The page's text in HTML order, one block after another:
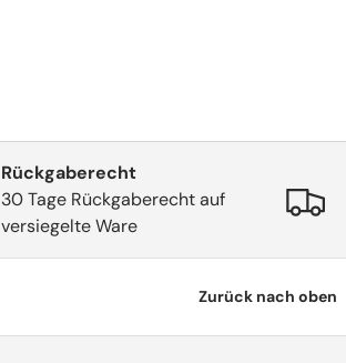
Rückgaberecht
30 Tage Rückgaberecht auf
versiegelte Ware
Zurück nach oben